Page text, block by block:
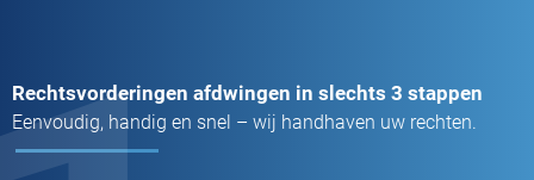
Rechtsvorderingen afdwingen in slechts 3 stappen
Eenvoudig, handig en snel – wij handhaven uw rechten.